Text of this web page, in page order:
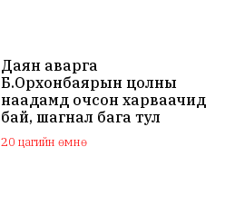
Даян аварга
Б.Орхонбаярын цолны
наадамд очсон харваачид
бай, шагнал бага тул
наадамд оролцохгүй
гэдгээ мэдэгдлээ
20 цагийн өмнө